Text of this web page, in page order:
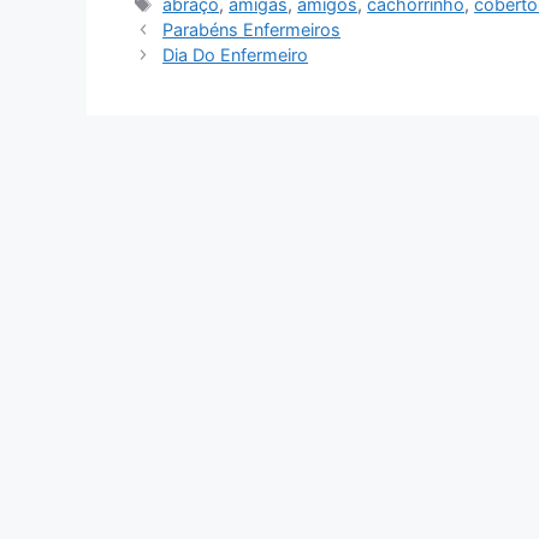
abraço,amigas,amigos,cachorrinho,
Parabéns Enfermeiros
Dia Do Enfermeiro